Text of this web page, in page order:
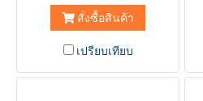
สั่งซื้อสินค้า
เปรียบเทียบ